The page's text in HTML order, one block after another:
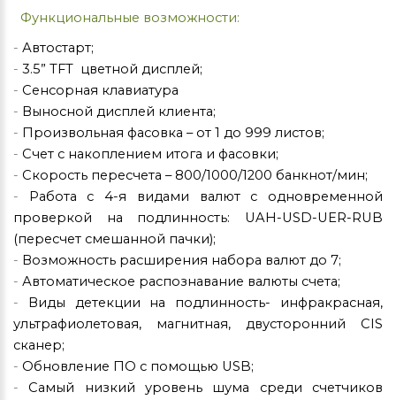
Функциональные возможности:
- Автостарт;
- 3.5” TFT цветной дисплей;
- Сенсорная клавиатура
- Выносной дисплей клиента;
- Произвольная фасовка – от 1 до 999 листов;
- Счет с накоплением итога и фасовки;
- Скорость пересчета – 800/1000/1200 банкнот/мин;
-
Работа с 4-я видами валют с одновременной
проверкой на подлинность: UAH-USD-UER-RUB
(пересчет смешанной пачки);
- Возможность расширения набора валют до 7;
- Автоматическое распознавание валюты счета;
-
Виды детекции на подлинность- инфракрасная,
ультрафиолетовая, магнитная, двусторонний CIS
сканер;
- Обновление ПО с помощью USB;
-Самый низкий уровень шума среди счетчиков